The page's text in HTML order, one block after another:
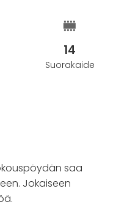
14
Suorakaide
saa
Jokaiseen